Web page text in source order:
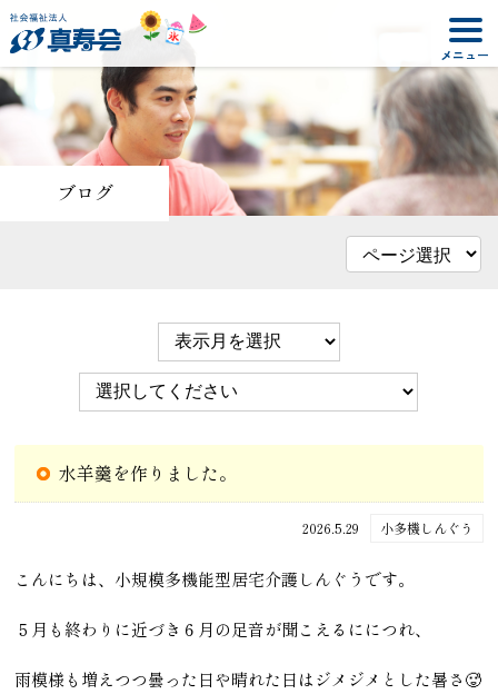
ブログ
水羊羹を作りました。
2026.5.29 小多機しんぐう
こんにちは、小規模多機能型居宅介護しんぐうです。
５月も終わりに近づき６月の足音が聞こえるににつれ、
雨模様も増えつつ曇った日や晴れた日はジメジメとした暑さ🥵